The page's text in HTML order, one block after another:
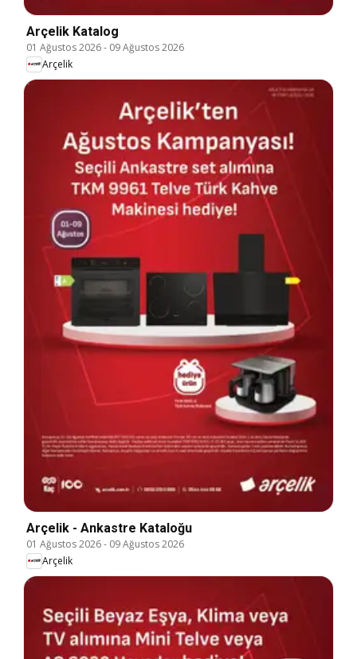
Arçelik Katalog
01 Ağustos 2026- 09 Ağustos 2026
Arçelik
Arçelik - Ankastre Kataloğu
01 Ağustos 2026- 09 Ağustos 2026
Arçelik